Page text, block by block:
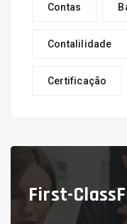
Contas
Contalilidade
Certificação
First-Class